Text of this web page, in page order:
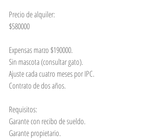
Precio de alquiler:
$580000
Expensas marzo $190000.
Sin mascota (consultar gato).
Ajuste cada cuatro meses por IPC.
Contrato de dos años.
Requisitos:
Garante con recibo de sueldo.
Garante propietario.